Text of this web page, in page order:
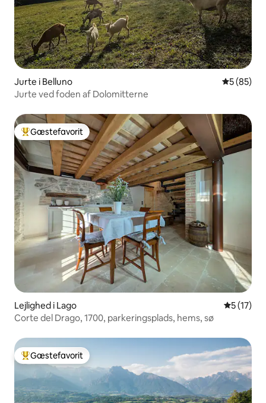
Jurte i Belluno 5 ud af 5 i
5 (85)
Jurte ved foden af Dolomitterne
Bedste gæstefavorit
Gæstefavorit
Lejlighed i Lago 5 ud af 5
5 (17)
Corte del Drago, 1700, parkeringsplads, hems, sø
Bedste gæstefavorit
Gæstefavorit